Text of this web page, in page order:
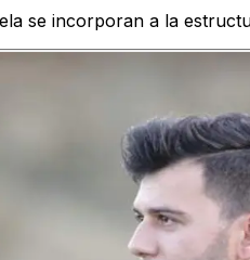
se incorporan a la